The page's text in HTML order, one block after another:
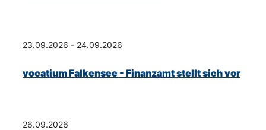
23.09.2026 - 24.09.2026
vocatium Falkensee - Finanzamt stellt sich vor
26.09.2026